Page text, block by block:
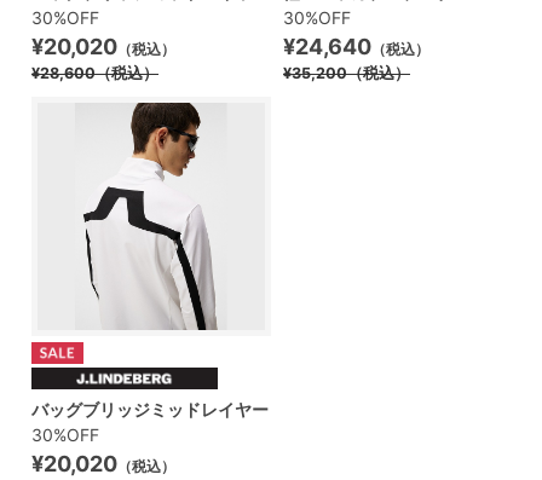
30%OFF
¥20,020 （税込）
¥28,600（税込）
30%OFF
¥24,640 （税込）
¥35,200（税込）
バッグブリッジミッドレイヤー
30%OFF
¥20,020 （税込）